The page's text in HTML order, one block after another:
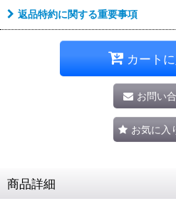
返品特約に関する重要事項
カート
お問い
お気に入
商品詳細